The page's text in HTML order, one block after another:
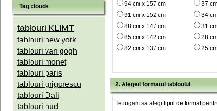
Tag clouds
tablouri KLIMT
tablouri new york
tablouri van gogh
tablouri monet
tablouri paris
tablouri grigorescu
tablouri Dali
tablouri nud
94 cm x 157 cm
37
91 cm x 152 cm
34
88 cm x 147 cm
31
85 cm x 142 cm
28
82 cm x 137 cm
25
2. Alegeti formatul tabloului
Te rugam sa alegi tipul de format